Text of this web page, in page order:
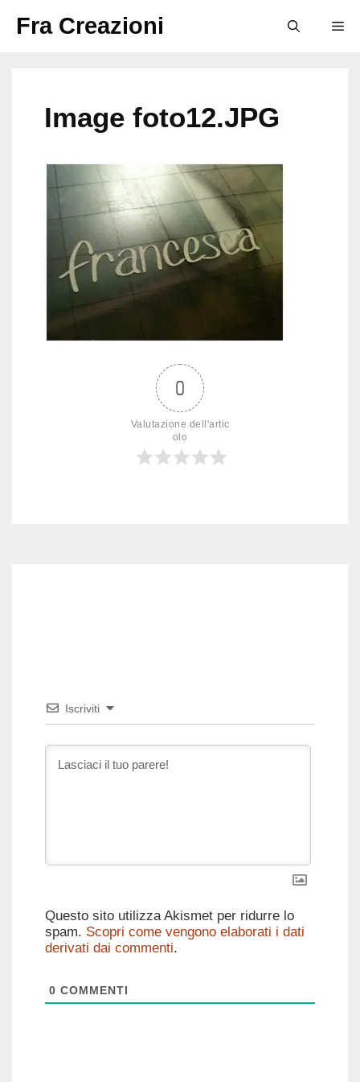
Fra Creazioni
Image foto12.JPG
0
Valutazione dell'artic
olo
Iscriviti
Questo sito utilizza Akismet per ridurre lo
spam. Scopri come vengono elaborati i dati
derivati dai commenti.
0 COMMENTI